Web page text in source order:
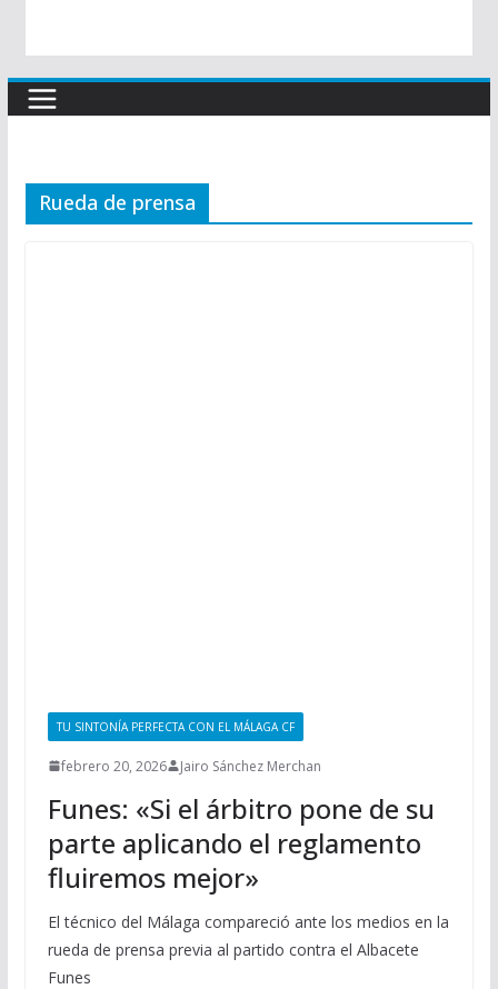
Rueda de prensa
TU SINTONÍA PERFECTA CON EL MÁLAGA CF
febrero 20, 2026 Jairo Sánchez Merchan
Funes: «Si el árbitro pone de su
parte aplicando el reglamento
fluiremos mejor»
El técnico del Málaga compareció ante los medios en la
rueda de prensa previa al partido contra el Albacete
Funes